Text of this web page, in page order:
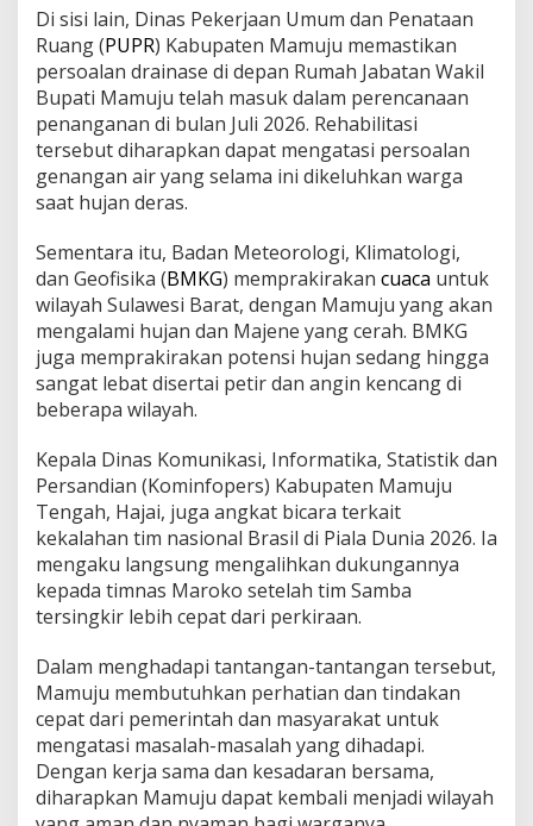
Di sisi lain, Dinas Pekerjaan Umum dan Penataan
Ruang (PUPR) Kabupaten Mamuju memastikan
persoalan drainase di depan Rumah Jabatan Wakil
Bupati Mamuju telah masuk dalam perencanaan
penanganan di bulan Juli 2026. Rehabilitasi
tersebut diharapkan dapat mengatasi persoalan
genangan air yang selama ini dikeluhkan warga
saat hujan deras.
Sementara itu, Badan Meteorologi, Klimatologi,
dan Geofisika (BMKG) memprakirakan cuaca untuk
wilayah Sulawesi Barat, dengan Mamuju yang akan
mengalami hujan dan Majene yang cerah. BMKG
juga memprakirakan potensi hujan sedang hingga
sangat lebat disertai petir dan angin kencang di
beberapa wilayah.
Kepala Dinas Komunikasi, Informatika, Statistik dan
Persandian (Kominfopers) Kabupaten Mamuju
Tengah, Hajai, juga angkat bicara terkait
kekalahan tim nasional Brasil di Piala Dunia 2026. Ia
mengaku langsung mengalihkan dukungannya
kepada timnas Maroko setelah tim Samba
tersingkir lebih cepat dari perkiraan.
Dalam menghadapi tantangan-tantangan tersebut,
Mamuju membutuhkan perhatian dan tindakan
cepat dari pemerintah dan masyarakat untuk
mengatasi masalah-masalah yang dihadapi.
Dengan kerja sama dan kesadaran bersama,
diharapkan Mamuju dapat kembali menjadi wilayah